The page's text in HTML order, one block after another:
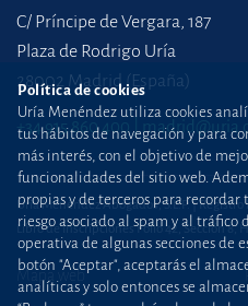
C/ Príncipe de Vergara, 187
Plaza de Rodrigo Uría
28002 Madrid (España)
+34 915 860 400
Uría Menéndez Abogados, S.L.P. |
Libro de Inscripciones Folio 42, Sección 8,
Mapa web
Política de cookies
Uría Menéndez utiliza cookies
tus hábitos de navegación y para
más interés, con el objetivo de
funcionalidades del sitio web.
propias y de terceros para recordar
riesgo asociado al spam y al
operativa de algunas secciones de
botón "Aceptar", aceptarás el
analíticas y solo entonces se